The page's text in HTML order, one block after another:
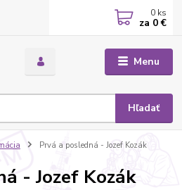
Menu
Hľadať
0 ks
za 0 €
Prvá a posledná - Jozef Kozák
- Jozef Kozák